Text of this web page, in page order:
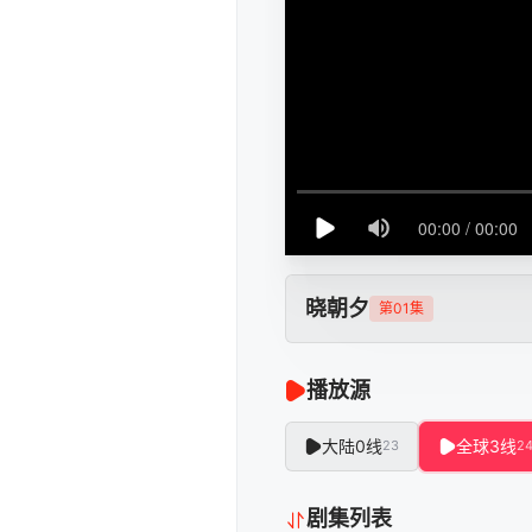
晓朝夕 第01集
播放源
大陆0线23 全球3线24
剧集列表